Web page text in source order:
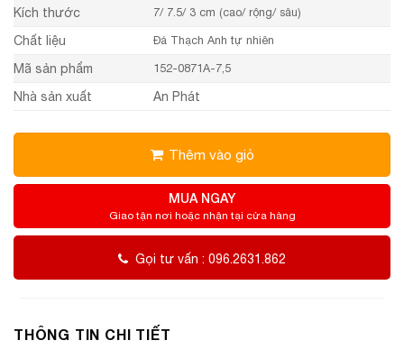
Kích thước 7/ 7.5/ 3 cm (cao/ rộng/ sâu)
Chất liệu Đá Thạch Anh tự nhiên
Mã sản phẩm 152-0871A-7,5
Nhà sản xuất An Phát
Thêm vào giỏ
MUA NGAY
Giao tận nơi hoặc nhận tại cửa hàng
Gọi tư vấn : 096.2631.862
THÔNG TIN CHI TIẾT